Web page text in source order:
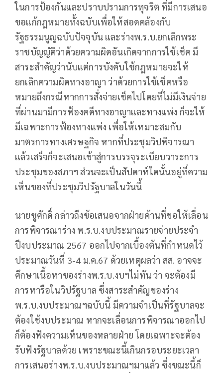
ในการป้องกันและปราบปรามการทุจริต ที่มีการเสนอ
ขอแก้กฎหมายทั้งฉบับเพื่อให้สอดคล้องกับ
รัฐธรรมนูญฉบับปัจจุบัน และร่างพ.ร.บ.ยกเลิกพระ
ราชบัญญัติว่าด้วยความผิดอันเกิดจากการใช้เช็ค มี
สาระสำคัญว่านับแต่การบังคับใช้กฎหมายจะให้
ยกเลิกความผิดทางอาญา ว่าด้วยการใช้เช็คหรือ
หมายถึงกรณีหากการสั่งจ่ายเช็คไปโดยที่ไม่มีเงินจ่าย
ที่ผ่านมามีการฟ้องคดีทางอาญาและทางแพ่ง ก็จะให้
มีเฉพาะการฟ้องทางแพ่ง เพื่อให้เหมาะสมกับ
มาตรการทางเศรษฐกิจ หากที่ประชุมวิปพิจารณา
แล้วเสร็จก็จะเสนอเข้าสู่การบรรจุระเบียบวาระการ
ประชุมของสภาฯ ส่วนจะเป็นสัปดาห์ใดนั้นอยู่ที่ความ
เห็นของที่ประชุมวิปรัฐบาลในวันนี้
นายชูศักดิ์ กล่าวถึงข้อเสนอจากฝ่ายค้านที่ขอให้เลื่อน
การพิจารณาร่าง พ.ร.บ.งบประมาณรายจ่ายประจำ
ปีงบประมาณ 2567 ออกไปจากเบื้องต้นที่กำหนดไว้
ประมาณวันที่ 3-4 ม.ค.67 ด้วยเหตุผลว่า สส. อาจจะ
ศึกษาเนื้อหาของร่างพ.ร.บ.งบฯไม่ทัน ว่า จะต้องมี
การหารือในวิปรัฐบาล ซึ่งสาระสำคัญของร่าง
พ.ร.บ.งบประมาณฯฉบับนี้ มีความจำเป็นที่รัฐบาลจะ
ต้องใช้งบประมาณ หากจะเลื่อนการพิจารณาออกไป
ก็ต้องฟังความเห็นของหลายฝ่าย โดยเฉพาะจะต้อง
รับฟังรัฐบาลด้วย เพราะขณะนี้เกินกรอบระยะเวลา
การเสนอร่างพ.ร.บ.งบประมาณฯมาแล้ว ซึ่งขณะนี้ก็